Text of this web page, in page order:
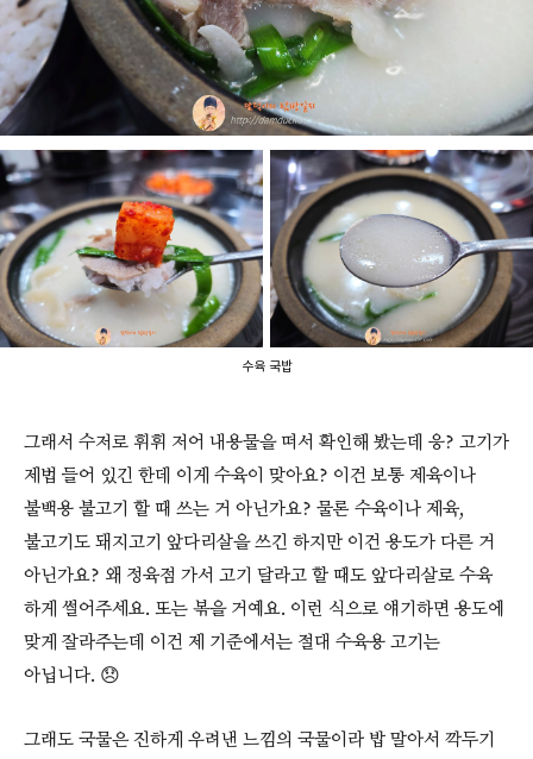
수육 국밥
그래서 수저로 휘휘 저어 내용물을 떠서 확인해 봤는데 응? 고기가
제법 들어 있긴 한데 이게 수육이 맞아요? 이건 보통 제육이나
불백용 불고기 할 때 쓰는 거 아닌가요? 물론 수육이나 제육,
불고기도 돼지고기 앞다리살을 쓰긴 하지만 이건 용도가 다른 거
아닌가요? 왜 정육점 가서 고기 달라고 할 때도 앞다리살로 수육
하게 썰어주세요. 또는 볶을 거예요. 이런 식으로 얘기하면 용도에
맞게 잘라주는데 이건 제 기준에서는 절대 수육용 고기는
아닙니다. 😞
그래도 국물은 진하게 우려낸 느낌의 국물이라 밥 말아서 깍두기